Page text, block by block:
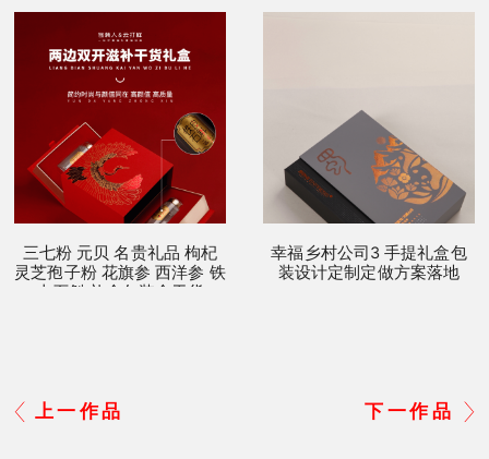
三七粉 元贝 名贵礼品 枸杞
灵芝孢子粉 花旗参 西洋参 铁
皮石斛 礼盒包装盒干货
幸福乡村公司3 手提礼盒包
装设计定制定做方案落地
上一作品 下一作品